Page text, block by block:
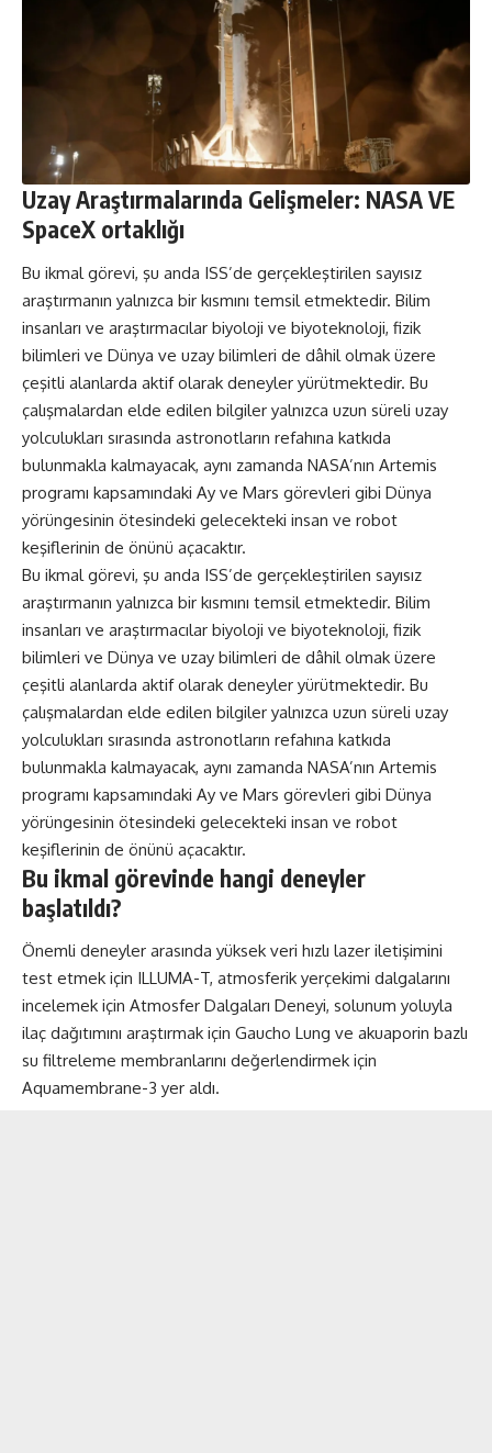
Uzay Araştırmalarında Gelişmeler: NASA VE
SpaceX ortaklığı
Bu ikmal görevi, şu anda ISS’de gerçekleştirilen sayısız
araştırmanın yalnızca bir kısmını temsil etmektedir. Bilim
insanları ve araştırmacılar biyoloji ve biyoteknoloji, fizik
bilimleri ve Dünya ve uzay bilimleri de dâhil olmak üzere
çeşitli alanlarda aktif olarak deneyler yürütmektedir. Bu
çalışmalardan elde edilen bilgiler yalnızca uzun süreli uzay
yolculukları sırasında astronotların refahına katkıda
bulunmakla kalmayacak, aynı zamanda NASA’nın Artemis
programı kapsamındaki Ay ve Mars görevleri gibi Dünya
yörüngesinin ötesindeki gelecekteki insan ve robot
keşiflerinin de önünü açacaktır.
Bu ikmal görevi, şu anda ISS’de gerçekleştirilen sayısız
araştırmanın yalnızca bir kısmını temsil etmektedir. Bilim
insanları ve araştırmacılar biyoloji ve biyoteknoloji, fizik
bilimleri ve Dünya ve uzay bilimleri de dâhil olmak üzere
çeşitli alanlarda aktif olarak deneyler yürütmektedir. Bu
çalışmalardan elde edilen bilgiler yalnızca uzun süreli uzay
yolculukları sırasında astronotların refahına katkıda
bulunmakla kalmayacak, aynı zamanda NASA’nın Artemis
programı kapsamındaki Ay ve Mars görevleri gibi Dünya
yörüngesinin ötesindeki gelecekteki insan ve robot
keşiflerinin de önünü açacaktır.
Bu ikmal görevinde hangi deneyler
başlatıldı?
Önemli deneyler arasında yüksek veri hızlı lazer iletişimini
test etmek için ILLUMA-T, atmosferik yerçekimi dalgalarını
incelemek için Atmosfer Dalgaları Deneyi, solunum yoluyla
ilaç dağıtımını araştırmak için Gaucho Lung ve akuaporin bazlı
su filtreleme membranlarını değerlendirmek için
Aquamembrane-3 yer aldı.